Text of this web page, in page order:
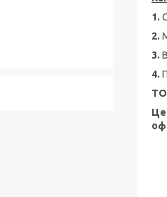
1.
2.
3.
4.
насосы